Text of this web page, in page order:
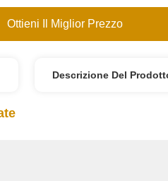
Ottieni Il Miglior Prezzo
Descrizione Del